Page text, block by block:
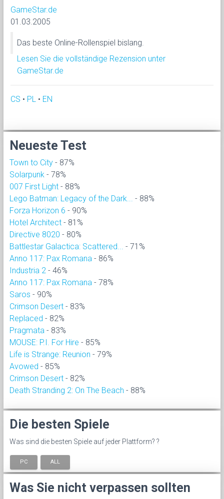
GameStar.de
01.03.2005
Das beste Online-Rollenspiel bislang.
Lesen Sie die vollständige Rezension unter
GameStar.de
CS • PL • EN
Neueste Test
Town to City - 87%
Solarpunk - 78%
007 First Light - 88%
Lego Batman: Legacy of the Dark...
- 88%
Forza Horizon 6 - 90%
Hotel Architect - 81%
Directive 8020 - 80%
Battlestar Galactica: Scattered...
- 71%
Anno 117: Pax Romana - 86%
Industria 2 - 46%
Anno 117: Pax Romana - 78%
Saros - 90%
Crimson Desert - 83%
Replaced - 82%
Pragmata - 83%
MOUSE: P.I. For Hire - 85%
Life is Strange: Reunion - 79%
Avowed - 85%
Crimson Desert - 82%
Death Stranding 2: On The Beach - 88%
Die besten Spiele
Was sind die besten Spiele auf jeder Plattform? ?
PC ALL
Was Sie nicht verpassen sollten